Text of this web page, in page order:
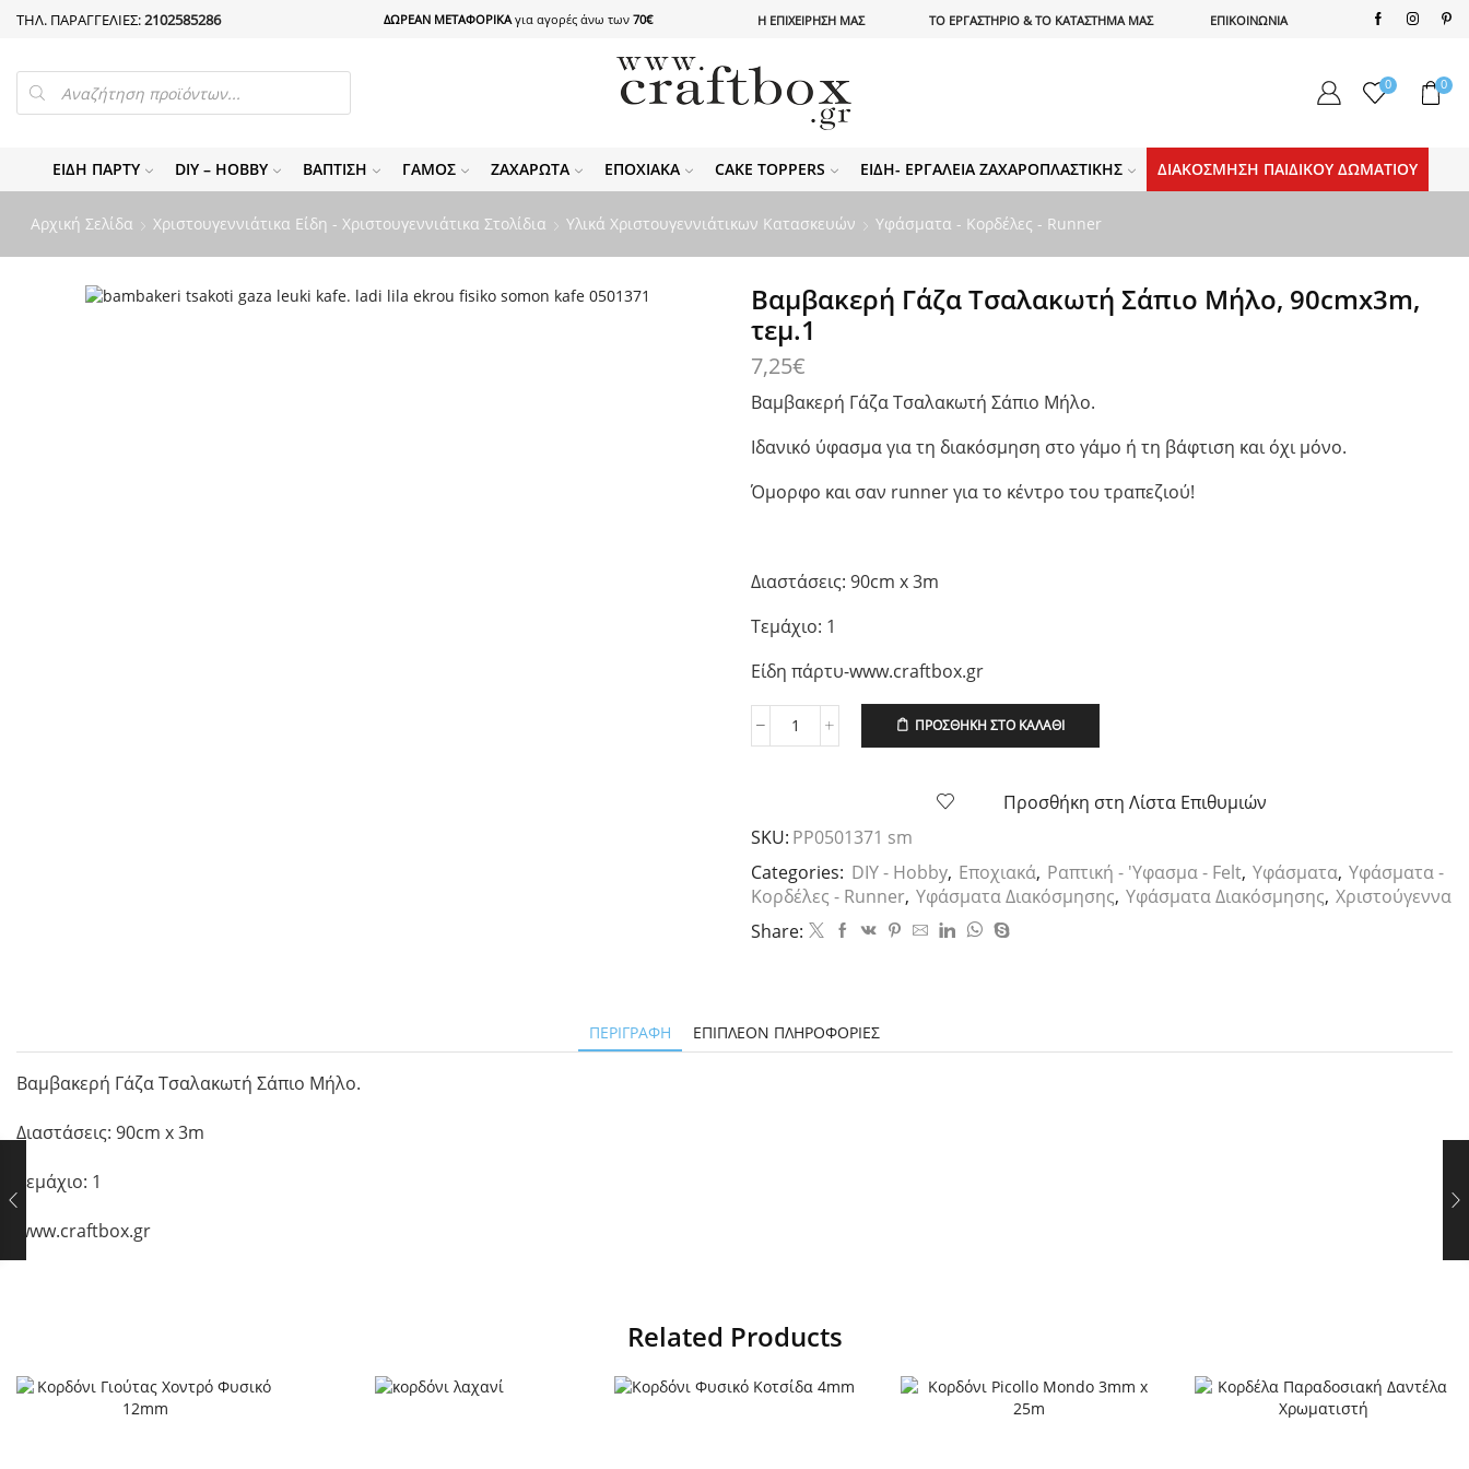
ΤΗΛ. ΠΑΡΑΓΓΕΛΙΕΣ:2102585286 ΔΩΡΕΑΝ ΜΕΤΑΦΟΡΙΚΑ για αγορές άνω των 70€ Η ΕΠΙΧΕΙΡΗΣΗ ΜΑΣ ΤΟ ΕΡΓΑΣΤΗΡΙΟ & ΤΟ ΚΑΤΑΣΤΗΜΑ ΜΑΣ ΕΠΙΚΟΙΝΩΝΙΑ
PRODUCTS
SEARCH 0 0
ΕΊΔΗ ΠΆΡΤΥ DIY – HOBBY ΒΆΠΤΙΣΗ ΓΆΜΟΣ ΖΑΧΑΡΩΤΆ ΕΠΟΧΙΑΚΆ CAKE TOPPERS ΕΊΔΗ- ΕΡΓΑΛΕΊΑ ΖΑΧΑΡΟΠΛΑΣΤΙΚΉΣ ΔΙΑΚΌΣΜΗΣΗ ΠΑΙΔΙΚΟΎ ΔΩΜΑΤΊΟΥ
Αρχική Σελίδα Χριστουγεννιάτικα Είδη - Χριστουγεννιάτικα Στολίδια Υλικά Χριστουγεννιάτικων Κατασκευών Υφάσματα - Κορδέλες - Runner
Βαμβακερή Γάζα Τσαλακωτή Σάπιο Μήλο, 90cmx3m,
τεμ.1
7,25€
Βαμβακερή Γάζα Τσαλακωτή Σάπιο Μήλο.
Ιδανικό ύφασμα για τη διακόσμηση στο γάμο ή τη βάφτιση και όχι μόνο.
Όμορφο και σαν runner για το κέντρο του τραπεζιού!
Διαστάσεις: 90cm x 3m
Τεμάχιο: 1
Είδη πάρτυ-www.craftbox.gr
Βαμβακερή
90cmx3m,
τεμ.1
ποσότητα
ΠΡΟΣΘΉΚΗ ΣΤΟ ΚΑΛΆΘΙ
Προσθήκη στη Λίστα Επιθυμιών
SKU: PP0501371 sm
Categories: DIY - Hobby, Εποχιακά, Ραπτική - 'Υφασμα - Felt, Υφάσματα, Υφάσματα -
Κορδέλες - Runner, Υφάσματα Διακόσμησης, Υφάσματα Διακόσμησης, Χριστούγεννα
Share:
ΠΕΡΙΓΡΑΦΉ ΕΠΙΠΛΈΟΝ ΠΛΗΡΟΦΟΡΊΕΣ
Βαμβακερή Γάζα Τσαλακωτή Σάπιο Μήλο.
Διαστάσεις: 90cm x 3m
Τεμάχιο: 1
www.craftbox.gr
Related Products